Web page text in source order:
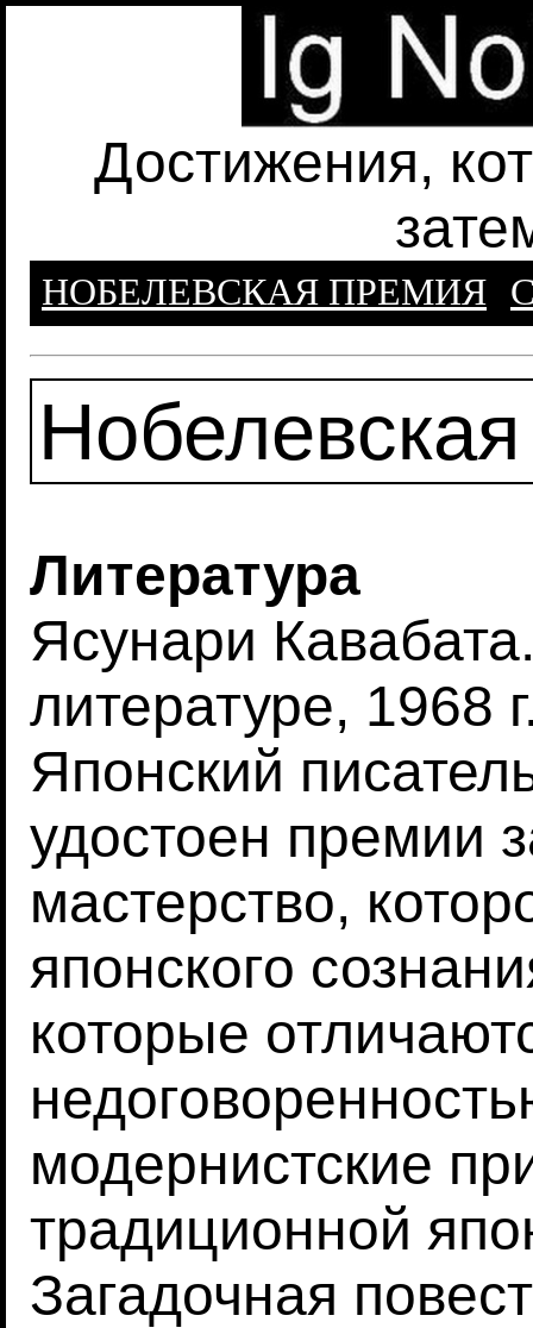
Достижения,
НОБЕЛЕВСКАЯ ПРЕМИЯ
Литература
Ясунари
литературе, 1968
Японский
удостоен премии
мастерство,
японского
которые
модернистские
традиционной
Загадочная